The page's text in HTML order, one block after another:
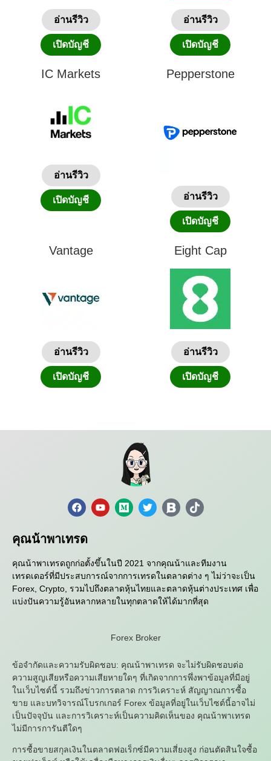
อ่านรีวิว
เปิดบัญชี
อ่านรีวิว
เปิดบัญชี
IC Markets
อ่านรีวิว
เปิดบัญชี
Pepperstone
อ่านรีวิว
เปิดบัญชี
Vantage
อ่านรีวิว
เปิดบัญชี
Eight Cap
อ่านรีวิว
เปิดบัญชี
คุณน้าพาเทรด
คุณน้าพาเทรดถูกก่อตั้งขึ้นในปี 2021 จากคุณน้าและทีมงาน
เทรดเดอร์ที่มีประสบการณ์จากการเทรดในตลาดต่าง ๆ ไม่ว่าจะเป็น
Forex, Crypto, รวมไปถึงตลาดหุ้นไทยและตลาดหุ้นต่างประเทศ เพื่อ
แบ่งปันความรู้อันหลากหลายในทุกตลาดให้ได้มากที่สุด
Forex Broker
ข้อจำกัดและความรับผิดชอบ: คุณน้าพาเทรด จะไม่รับผิดชอบต่อ
ความสูญเสียหรือความเสียหายใดๆ ที่เกิดจากการพึ่งพาข้อมูลที่มีอยู่
ในเว็บไซต์นี้ รวมถึงข่าวการตลาด การวิเคราะห์ สัญญาณการซื้อ
ขาย และบทวิจารณ์โบรกเกอร์ Forex ข้อมูลที่อยู่ในเว็บไซต์นี้อาจไม่
เป็นปัจจุบัน และการวิเคราะห์เป็นความคิดเห็นของ คุณน้าพาเทรด
ไม่มีการการันตีใดๆ
การซื้อขายสกุลเงินในตลาดฟอเร็กซ์มีความเสี่ยงสูง ก่อนตัดสินใจซื้อ